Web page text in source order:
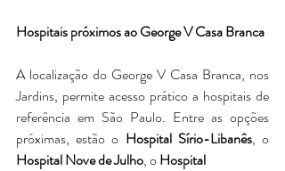
Hospitais próximos ao George V Casa Branca
A localização do George V Casa Branca, nos
Jardins, permite acesso prático a hospitais de
referência em São Paulo. Entre as opções
próximas, estão o Hospital Sírio-Libanês
Hospital Nove de Julho, o Hospital